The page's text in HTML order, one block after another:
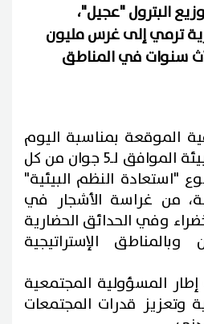
البترول "عجيل"،
ترمي إلى غرس مليون
سنوات في المناطق
الموقعة بمناسبة اليوم
العالمي والوطني للبيئة الموافق لـ5 جوان من كل
"استعادة النظم البيئية"
من غراسة الأشجار في
وفي الحدائق الحضارية
الإستراتيجية
المسؤولية المجتمعية
وتعزيز قدرات المجتمعات